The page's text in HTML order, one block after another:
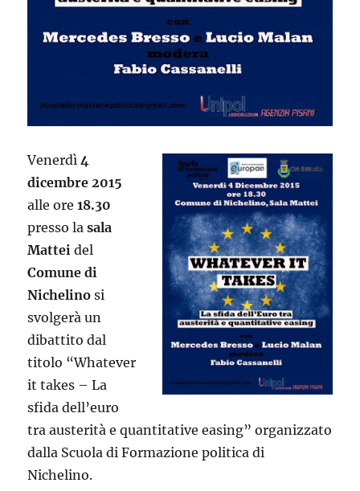
Venerdì 4
dicembre 2015
alle ore18.30
presso la sala
Mattei del
Comune di
Nichelino si
svolgerà un
dibattito dal
titolo “Whatever
it takes – La
sfida dell’euro
tra austerità e quantitative easing” organizzato
dalla Scuola di Formazione politica di
Nichelino.